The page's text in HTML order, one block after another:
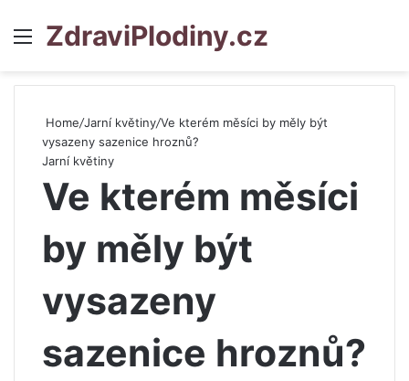
Menu
ZdraviPlodiny.cz
Home/Jarní květiny/Ve kterém měsíci by měly být
vysazeny sazenice hroznů?
Jarní květiny
Ve kterém měsíci
by měly být
vysazeny
sazenice hroznů?